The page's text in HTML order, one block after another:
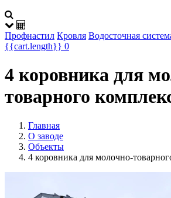
Профнастил Кровля Водосточная
{{cart.length}} 0
4 коровника для
товарного
Главная
О заводе
Объекты
4 коровника для молочно-